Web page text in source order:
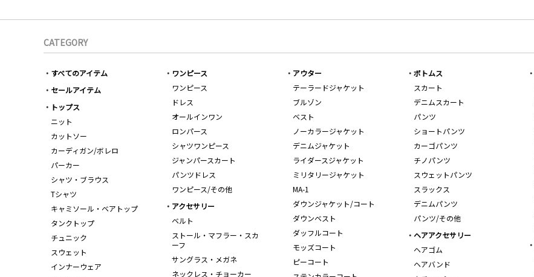
CATEGORY
すべてのアイテム
セールアイテム
トップス
ニット
カットソー
カーディガン/ボレロ
パーカー
シャツ・ブラウス
Tシャツ
キャミソール・ベアトップ
タンクトップ
チュニック
スウェット
インナーウェア
ワンピース
ワンピース
ドレス
オールインワン
ロンパース
シャツワンピース
ジャンパースカート
パンツドレス
ワンピース/その他
アウター
テーラードジャケット
ブルゾン
ベスト
ノーカラージャケット
デニムジャケット
ライダースジャケット
ミリタリージャケット
MA-1
ダウンジャケット/コート
ダウンベスト
ダッフルコート
モッズコート
ピーコート
ボトムス
スカート
デニムスカート
パンツ
ショートパンツ
カーゴパンツ
チノパンツ
スウェットパンツ
スラックス
デニムパンツ
パンツ/その他
アクセサリー
ベルト
ストール・マフラー・スカ
ーフ
サングラス・メガネ
ネックレス・チョーカー
ヘアアクセサリー
ヘアゴム
ヘアバンド